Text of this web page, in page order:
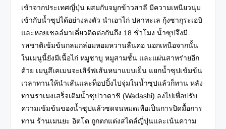
เข้าจากประเทศญี่ปุ่น ผสมกับจมูกข้าวสาลี มีความเหนียวนุ่ม
เข้ากับน้ำซุปได้อย่างลงตัว นำเอาไก่ ปลาทะเล กุ้งซากุระเอบิ
และหอยเชลล์มาเคี่ยวติดต่อกันถึง 18 ชั่วโมง น้ำซุปจึงมี
รสชาติเข้มข้นกลมกล่อมหอมหวานลื่นคอ นอกเหนือจากนั้น
ในเมนูนี้ยังมีเนื้อไก่ หมูชาบู หมูสามชั้น และแผ่นสาหร่ายอีก
ด้วย เมนูสึเคเมนจะเสิร์ฟเส้นหนาแบบเย็น แยกน้ำซุปเข้มข้น
เวลาทานให้นำเส้นและท็อปปิ้งไปจุ่มในน้ำซุปแล้วก็ทาน หลัง
ทานราเมงเสร็จเติมน้ำซุปวาดาชิ (Wadashi) ลงไปเพื่อปรับ
ความเข้มข้นของน้ำซุปแล้วซดจนหมดเพื่อเป็นการปิดมื้อการ
ทาน ร้านเมนยะ อิตโต ถูกตกแต่งสไตล์ญี่ปุ่นและเน้นความ